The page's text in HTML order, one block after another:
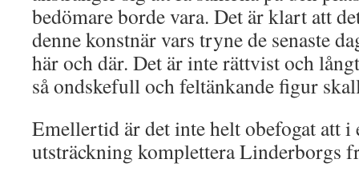
bedömare borde vara. Det är klart att
denne konstnär vars tryne de senaste
här och där. Det är inte rättvist och
så ondskefull och feltänkande figur
Emellertid är det inte helt obefogat att
utsträckning komplettera Linderborgs